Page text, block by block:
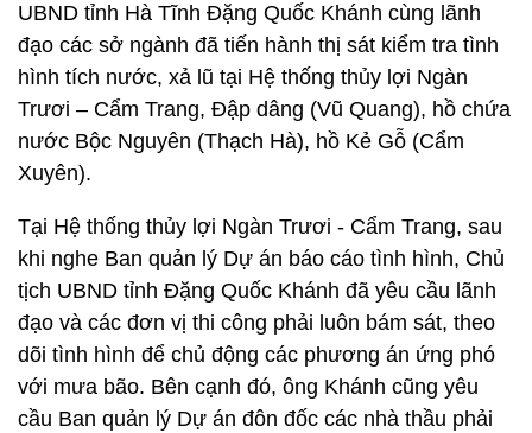
UBND tỉnh Hà Tĩnh Đặng Quốc Khánh cùng lãnh
đạo các sở ngành đã tiến hành thị sát kiểm tra tình
hình tích nước, xả lũ tại Hệ thống thủy lợi Ngàn
Trươi – Cẩm Trang, Đập dâng (Vũ Quang), hồ chứa
nước Bộc Nguyên (Thạch Hà), hồ Kẻ Gỗ (Cẩm
Xuyên).
Tại Hệ thống thủy lợi Ngàn Trươi - Cẩm Trang, sau
khi nghe Ban quản lý Dự án báo cáo tình hình, Chủ
tịch UBND tỉnh Đặng Quốc Khánh đã yêu cầu lãnh
đạo và các đơn vị thi công phải luôn bám sát, theo
dõi tình hình để chủ động các phương án ứng phó
với mưa bão. Bên cạnh đó, ông Khánh cũng yêu
cầu Ban quản lý Dự án đôn đốc các nhà thầu phải